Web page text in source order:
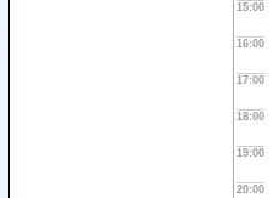
15:00
16:00
17:00
18:00
19:00
20:00